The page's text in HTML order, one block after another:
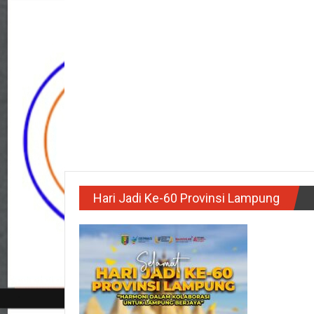
Hari Jadi Ke-60 Provinsi Lampung